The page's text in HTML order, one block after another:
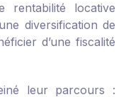
rentabilité locative
diversification de
d’une fiscalité
leur parcours :